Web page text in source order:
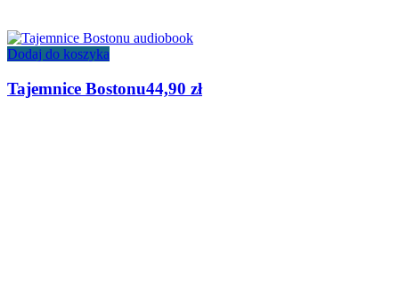
Dodaj do koszyka
Tajemnice Bostonu44,90 zł